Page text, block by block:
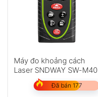
Máy đo khoảng cách
Laser SNDWAY SW-M40
Đã bán 177